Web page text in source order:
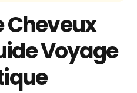
Cheveux
Voyage